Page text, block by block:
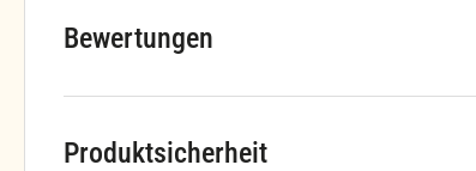
Bewertungen
Produktsicherheit